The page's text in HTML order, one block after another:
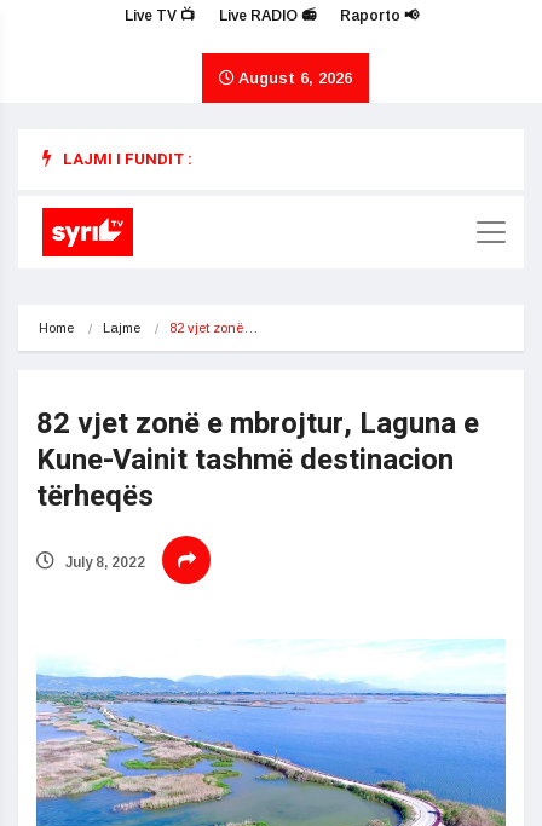
Live TV 📺 Live RADIO 📻 Raporto 📢
August 6, 2026
LAJMI I FUNDIT :
Home Lajme 82 vjet zonë…
82 vjet zonë e mbrojtur, Laguna e
Kune-Vainit tashmë destinacion
tërheqës
July 8, 2022